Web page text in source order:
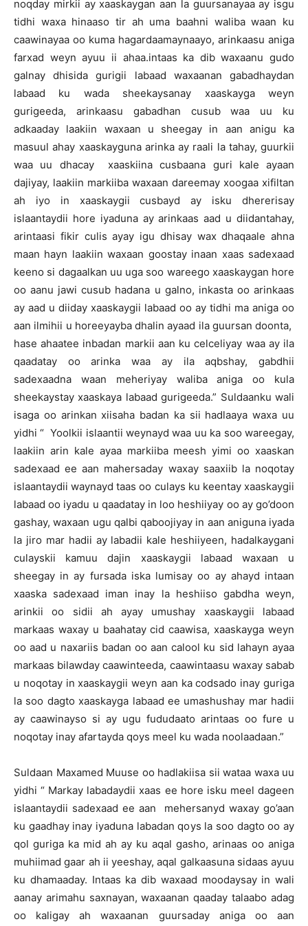
noqday mirkii ay xaaskaygan aan la guursanayaa ay isgu
tidhi waxa hinaaso tir ah uma baahni waliba waan ku
caawinayaa oo kuma hagardaamaynaayo, arinkaasu aniga
farxad weyn ayuu ii ahaa.intaas ka dib waxaanu gudo
galnay dhisida gurigii labaad waxaanan gabadhaydan
labaad ku wada sheekaysanay xaaskayga weyn
gurigeeda, arinkaasu gabadhan cusub waa uu ku
adkaaday laakiin waxaan u sheegay in aan anigu ka
masuul ahay xaaskayguna arinka ay raali la tahay, guurkii
waa uu dhacay xaaskiina cusbaana guri kale ayaan
dajiyay, laakiin markiiba waxaan dareemay xoogaa xifiltan
ah iyo in xaaskaygii cusbayd ay isku dhererisay
islaantaydii hore iyaduna ay arinkaas aad u diidantahay,
arintaasi fikir culis ayay igu dhisay wax dhaqaale ahna
maan hayn laakiin waxaan goostay inaan xaas sadexaad
keeno si dagaalkan uu uga soo wareego xaaskaygan hore
oo aanu jawi cusub hadana u galno, inkasta oo arinkaas
ay aad u diiday xaaskaygii labaad oo ay tidhi ma aniga oo
aan ilmihii u horeeyayba dhalin ayaad ila guursan doonta,
hase ahaatee inbadan markii aan ku celceliyay waa ay ila
qaadatay oo arinka waa ay ila aqbshay, gabdhii
sadexaadna waan meheriyay waliba aniga oo kula
sheekaystay xaaskaya labaad gurigeeda.” Suldaanku wali
isaga oo arinkan xiisaha badan ka sii hadlaaya waxa uu
yidhi “ Yoolkii islaantii weynayd waa uu ka soo wareegay,
laakiin arin kale ayaa markiiba meesh yimi oo xaaskan
sadexaad ee aan mahersaday waxay saaxiib la noqotay
islaantaydii waynayd taas oo culays ku keentay xaaskaygii
labaad oo iyadu u qaadatay in loo heshiiyay oo ay go’doon
gashay, waxaan ugu qalbi qaboojiyay in aan aniguna iyada
la jiro mar hadii ay labadii kale heshiiyeen, hadalkaygani
culayskii kamuu dajin xaaskaygii labaad waxaan u
sheegay in ay fursada iska lumisay oo ay ahayd intaan
xaaska sadexaad iman inay la heshiiso gabdha weyn,
arinkii oo sidii ah ayay umushay xaaskaygii labaad
markaas waxay u baahatay cid caawisa, xaaskayga weyn
oo aad u naxariis badan oo aan calool ku sid lahayn ayaa
markaas bilawday caawinteeda, caawintaasu waxay sabab
u noqotay in xaaskaygii weyn aan ka codsado inay guriga
la soo dagto xaaskayga labaad ee umashushay mar hadii
ay caawinayso si ay ugu fududaato arintaas oo fure u
noqotay inay afartayda qoys meel ku wada noolaadaan.”
Suldaan Maxamed Muuse oo hadlakiisa sii wataa waxa uu
yidhi “ Markay labadaydii xaas ee hore isku meel dageen
islaantaydii sadexaad ee aan mehersanyd waxay go’aan
ku gaadhay inay iyaduna labadan qoys la soo dagto oo ay
qol guriga ka mid ah ay ku aqal gasho, arinaas oo aniga
muhiimad gaar ah ii yeeshay, aqal galkaasuna sidaas ayuu
ku dhamaaday. Intaas ka dib waxaad moodaysay in wali
aanay arimahu saxnayan, waxaanan qaaday talaabo adag
oo kaligay ah waxaanan guursaday aniga oo aan